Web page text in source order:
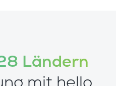
Ländern